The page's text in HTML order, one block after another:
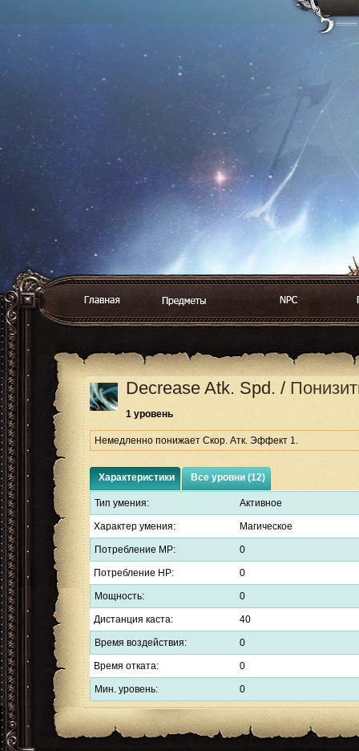
Decrease Atk. Spd. /
1 уровень
Немедленно понижает Скор. Атк. Эффект 1.
Характеристики Все уровни (12)
Тип умения: Активное
Характер умения: Магическое
Потребление MP: 0
Потребление HP: 0
Мощность: 0
Дистанция каста: 40
Время воздействия: 0
Время отката: 0
Мин. уровень: 0